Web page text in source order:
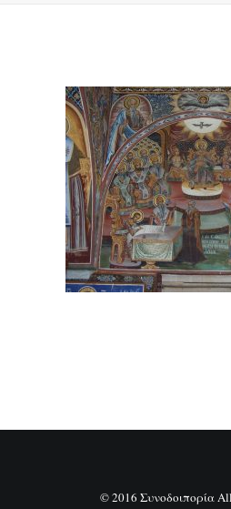
ΕΠΙΚΟΙΝΩΝΙΑ
SEARCH
© 2016 Συνοδοιπορία